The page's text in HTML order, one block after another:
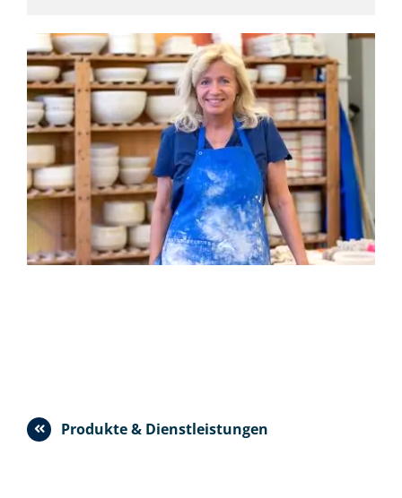
Produkte & Dienstleistungen